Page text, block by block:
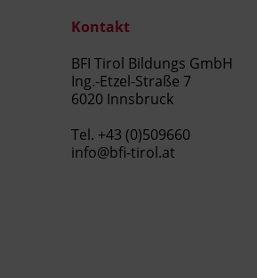
Kontakt
BFI Tirol Bildungs GmbH
Ing.-Etzel-Straße 7
6020 Innsbruck
Tel. +43 (0)509660
info@bfi-tirol.at